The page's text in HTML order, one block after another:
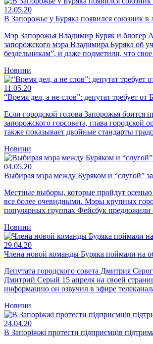
12.05.20
В Запорожье у Буряка появился союзник
Мэр Запорожья Владимир Буряк и блогер
запорожского мэра Владимира Буряка об
бездельникам”, и даже подметили, что
Новини
11.05.20
“Время дел, а не слов”: депутат требует
Если городской голова Запорожья боится
запорожского горсовета, глава
также показывает двойные стандарты
Новини
04.05.20
Выбирая мэра между Буряком и “слугой”
Местные выборы, которые пройдут
все более очевидными. Мэры крупных
популярных группах Фейсбук
Новини
29.04.20
Члена новой команды Буряка поймали на
Депутата городского совета Дмитрия
Дмитрий Серый 15 апреля на своей
информацию он озвучил в эфире
Новини
24.04.20
В Запоріжжі протести підприємців